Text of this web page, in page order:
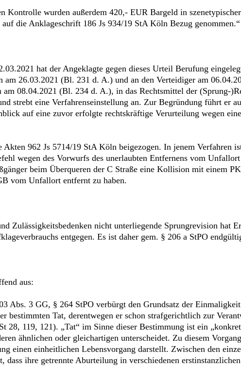
Kontrolle wurden außerdem 420,- EUR Bargeld in
die Anklageschrift 186 Js 934/19 StA Köln Bezug genommen.“
hat der Angeklagte gegen dieses Urteil Berufung
am 26.03.2021 (Bl. 231 d. A.) und an den Verteidiger am
am 08.04.2021 (Bl. 234 d. A.), in das Rechtsmittel der (Sprung-
strebt eine Verfahrenseinstellung an. Zur Begründung führt er
auf eine zuvor erfolgte rechtskräftige Verurteilung wegen
962 Js 5714/19 StA Köln beigezogen. In jenem Verfahren
wegen des Vorwurfs des unerlaubten Entfernens vom
beim Überqueren der C Straße eine Kollision mit einem
vom Unfallort entfernt zu haben.
Zulässigkeitsbedenken nicht unterliegende Sprungrevision hat
entgegen. Es ist daher gem. § 206 a StPO
aus:
Abs. 3 GG, § 264 StPO verbürgt den Grundsatz der
bestimmten Tat, derentwegen er schon strafgerichtlich zur
28, 119, 121). „Tat“ im Sinne dieser Bestimmung ist ein
ähnlichen oder gleichartigen unterscheidet. Zu diesem
einen einheitlichen Lebensvorgang darstellt. Zwischen den
dass ihre getrennte Aburteilung in verschiedenen